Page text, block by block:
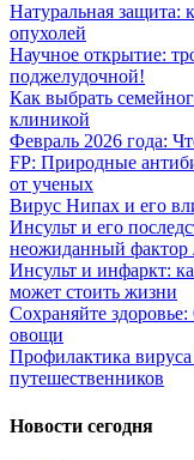
Натуральная защита:
опухолей
Научное открытие:
поджелудочной!
Как выбрать
клиникой
Февраль 2026 года:
FP: Природные
от ученых
Вирус Нипах и его
Инсульт и его
неожиданный фактор
Инсульт и инфаркт:
может стоить жизни
Сохраняйте
овощи
Профилактика
путешественников
Новости сегодня